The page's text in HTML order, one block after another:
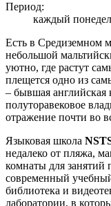
Период:
каждый
Есть в Средиземном
небольшой
уютно, где растут
плещется одно из
– бывшая английская
полуторавековое
отражение почти во
Языковая школа
недалеко от пляжа,
комнаты для занятий
современный
библиотека и
лаборатории, в